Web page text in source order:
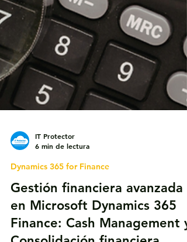
6 min de lectura
Dynamics 365 for Finance
Gestión financiera avanzada
en Microsoft Dynamics 365